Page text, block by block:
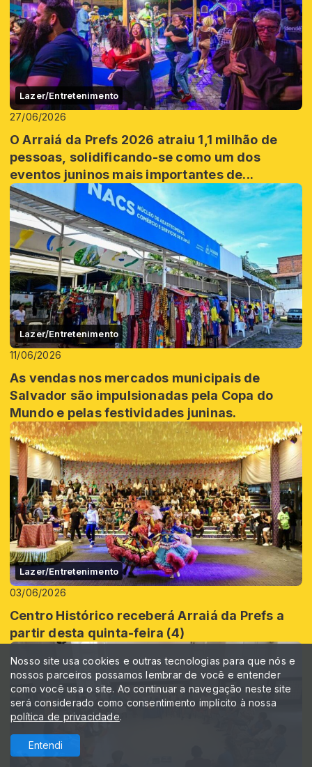
Lazer/Entretenimento
27/06/2026
O Arraiá da Prefs 2026 atraiu 1,1 milhão de
pessoas, solidificando-se como um dos
eventos juninos mais importantes de...
Lazer/Entretenimento
11/06/2026
As vendas nos mercados municipais de
Salvador são impulsionadas pela Copa do
Mundo e pelas festividades juninas.
Lazer/Entretenimento
03/06/2026
Centro Histórico receberá Arraiá da Prefs a
partir desta quinta-feira (4)
Nosso site usa cookies e outras tecnologias para que nós e
nossos parceiros possamos lembrar de você e entender
como você usa o site. Ao continuar a navegação neste site
será considerado como consentimento implícito à nossa
política de privacidade.
Entendi